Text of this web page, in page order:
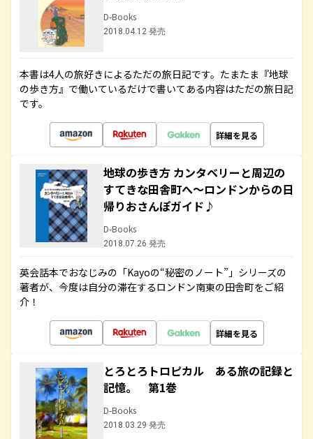
D-Books
2018.04.12 発売
本書は4人の旅好きによるただの旅日記です。たまたま『地球
の歩き方』で働いているだけで書いてある内容はただの旅日記
です。
詳細を見る
地球の歩き方 カンタベリーと周辺の
すてきな田舎町へ～ロンドンからの日
帰りおさんぽガイド♪
D-Books
2018.07.26 発売
英会話本でおなじみの「Kayoの“秘密のノート”」シリーズの
著者が、今度は自分の滞在するロンドン南東の田舎町をご紹
介！
詳細を見る
とろとろトロピカル ある旅の記録と
記憶。 第1巻
D-Books
2018.03.29 発売